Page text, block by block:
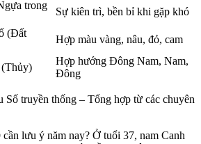
trong
Sự kiên trì, bền bỉ khi gặp khó
(Đất
Hợp màu vàng, nâu, đỏ, cam
Hợp hướng Đông Nam, Nam,
Đông
truyền thống – Tổng hợp từ các chuyên
cần lưu ý năm nay? Ở tuổi 37, nam Canh